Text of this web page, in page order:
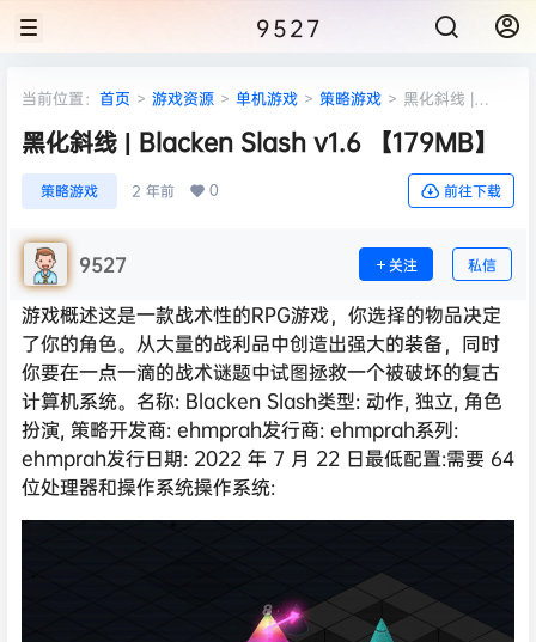
9527
当前位置： 首页 > 游戏资源 > 单机游戏 > 策略游戏 > 黑化斜线 |
黑化斜线 | Blacken Slash v1.6 【179MB】
策略游戏 2 年前 0 前往下载
9527 关注 私信
游戏概述这是一款战术性的RPG游戏，你选择的物品决定
了你的角色。从大量的战利品中创造出强大的装备，同时
你要在一点一滴的战术谜题中试图拯救一个被破坏的复古
计算机系统。名称: Blacken Slash类型: 动作, 独立, 角色
扮演, 策略开发商: ehmprah发行商: ehmprah系列:
ehmprah发行日期: 2022 年 7 月 22 日最低配置:需要 64
位处理器和操作系统操作系统: